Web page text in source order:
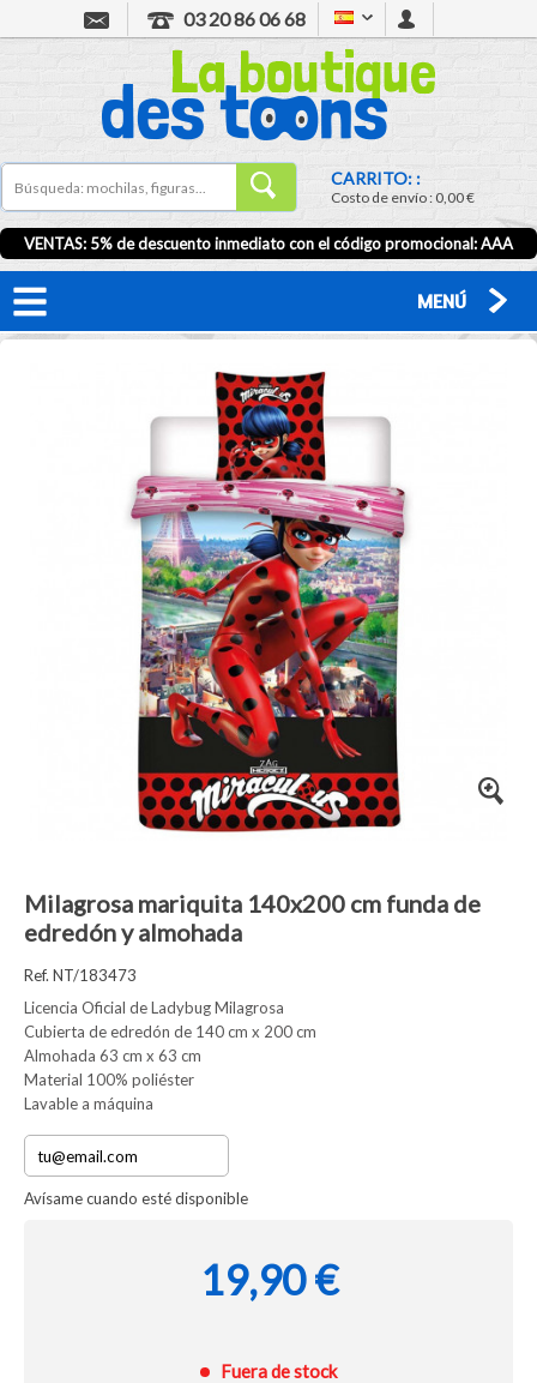
03 20 86 06 68
CARRITO: :
Costo de envío :0,00 €
VENTAS: 5% de descuento inmediato con el código promocional:AAA
MENÚ
Milagrosa mariquita 140x200 cm funda de
edredón y almohada
Ref. NT/183473
Licencia Oficial de Ladybug Milagrosa
Cubierta de edredón de 140 cm x 200 cm
Almohada 63 cm x 63 cm
Material 100% poliéster
Lavable a máquina
Avísame cuando esté disponible
19,90 €
Fuera de stock